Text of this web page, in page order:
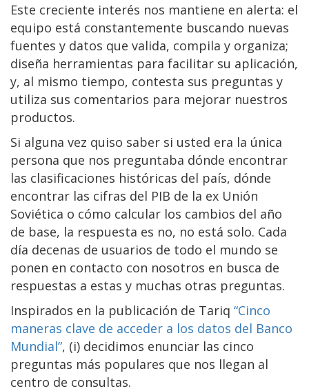
Este creciente interés nos mantiene en alerta: el
equipo está constantemente buscando nuevas
fuentes y datos que valida, compila y organiza;
diseña herramientas para facilitar su aplicación,
y, al mismo tiempo, contesta sus preguntas y
utiliza sus comentarios para mejorar nuestros
productos.
Si alguna vez quiso saber si usted era la única
persona que nos preguntaba dónde encontrar
las clasificaciones históricas del país, dónde
encontrar las cifras del PIB de la ex Unión
Soviética o cómo calcular los cambios del año
de base, la respuesta es no, no está solo. Cada
día decenas de usuarios de todo el mundo se
ponen en contacto con nosotros en busca de
respuestas a estas y muchas otras preguntas.
Inspirados en la publicación de Tariq “Cinco
maneras clave de acceder a los datos del Banco
Mundial”, (i) decidimos enunciar las cinco
preguntas más populares que nos llegan al
centro de consultas.